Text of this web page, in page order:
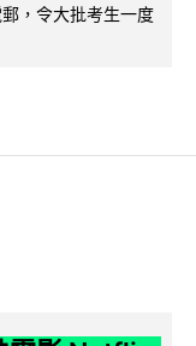
，令大批考生一度